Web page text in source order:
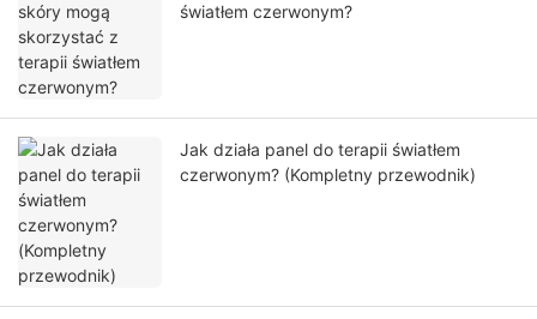
światłem czerwonym?
Jak działa panel do terapii światłem
czerwonym? (Kompletny przewodnik)